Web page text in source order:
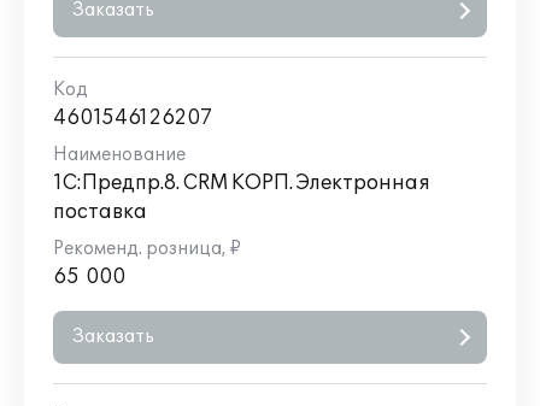
Заказать
4601546126207
1С:Предпр.8. CRM КОРП. Электронная
поставка
65 000
Заказать